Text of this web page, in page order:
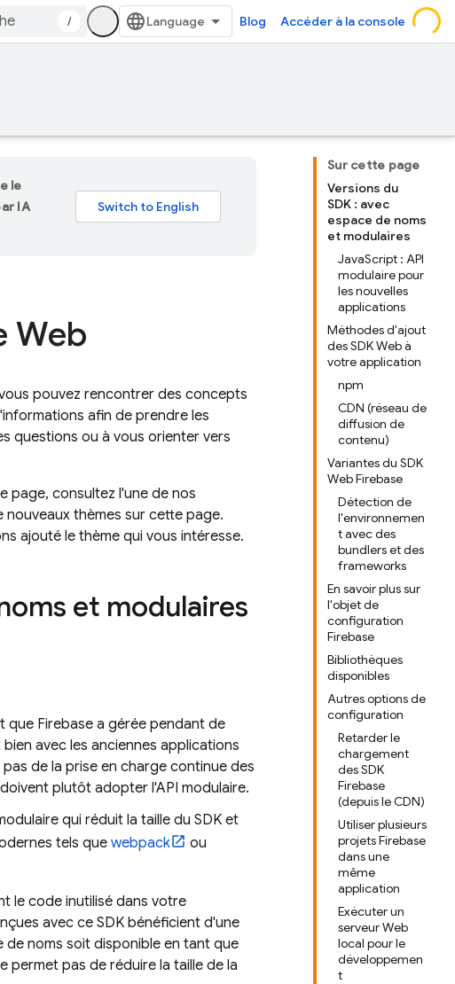
/ Blog Accéder à la console
Sur cette page
Versions du
SDK : avec
espace de noms
et modulaires
JavaScript : API
modulaire pour
les nouvelles
applications
Méthodes d'ajout
des SDK Web à
votre application
npm
CDN (réseau de
diffusion de
contenu)
Variantes du SDK
Web Firebase
Détection de
l'environnemen
t avec des
bundlers et des
frameworks
En savoir plus sur
l'objet de
configuration
Firebase
Bibliothèques
disponibles
Autres options de
configuration
Retarder le
chargement
des SDK
Firebase
(depuis le CDN)
Utiliser plusieurs
projets Firebase
dans une
même
application
Exécuter un
serveur Web
local pour le
développemen
t
le
IA
Web
pouvez rencontrer des concepts
afin de prendre les
questions ou à vous orienter vers
page, consultez l'une de nos
thèmes sur cette page.
ajouté le thème qui vous intéresse.
et modulaires
que Firebase a gérée pendant de
avec les anciennes applications
de la prise en charge continue des
plutôt adopter l'API modulaire.
qui réduit la taille du SDK et
tels que webpack
ou
le code inutilisé dans votre
avec ce SDK bénéficient d'une
de noms soit disponible en tant que
permet pas de réduire la taille de la